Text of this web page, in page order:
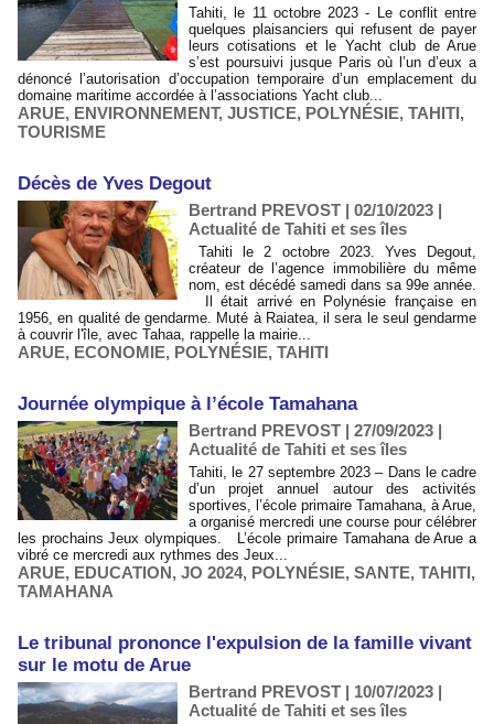
Tahiti, le 11 octobre 2023 - Le conflit entre
quelques plaisanciers qui refusent de payer
leurs cotisations et le Yacht club de Arue
s’est poursuivi jusque Paris où l’un d’eux a
dénoncé l’autorisation d’occupation temporaire d’un emplacement du
domaine maritime accordée à l’associations Yacht club...
ARUE, ENVIRONNEMENT, JUSTICE, POLYNÉSIE, TAHITI,
TOURISME
​Décès de Yves Degout
Bertrand PREVOST | 02/10/2023 |
Actualité de Tahiti et ses îles
Tahiti le 2 octobre 2023. Yves Degout,
créateur de l’agence immobilière du même
nom, est décédé samedi dans sa 99e année.
Il était arrivé en Polynésie française en
1956, en qualité de gendarme. Muté à Raiatea, il sera le seul gendarme
à couvrir l'île, avec Tahaa, rappelle la mairie...
ARUE, ECONOMIE, POLYNÉSIE, TAHITI
​Journée olympique à l’école Tamahana
Bertrand PREVOST | 27/09/2023 |
Actualité de Tahiti et ses îles
Tahiti, le 27 septembre 2023 – Dans le cadre
d’un projet annuel autour des activités
sportives, l’école primaire Tamahana, à Arue,
a organisé mercredi une course pour célébrer
les prochains Jeux olympiques. L’école primaire Tamahana de Arue a
vibré ce mercredi aux rythmes des Jeux...
ARUE, EDUCATION, JO 2024, POLYNÉSIE, SANTE, TAHITI,
TAMAHANA
Le tribunal prononce l'expulsion de la famille vivant
sur le motu de Arue
Bertrand PREVOST | 10/07/2023 |
Actualité de Tahiti et ses îles